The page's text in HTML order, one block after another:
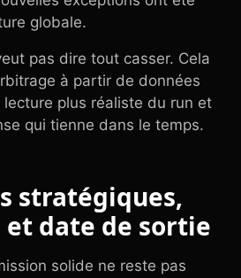
globale.
pas dire tout casser. Cela
à partir de données
lecture plus réaliste du run et
qui tienne dans le temps.
stratégiques,
date de sortie
solide ne reste pas